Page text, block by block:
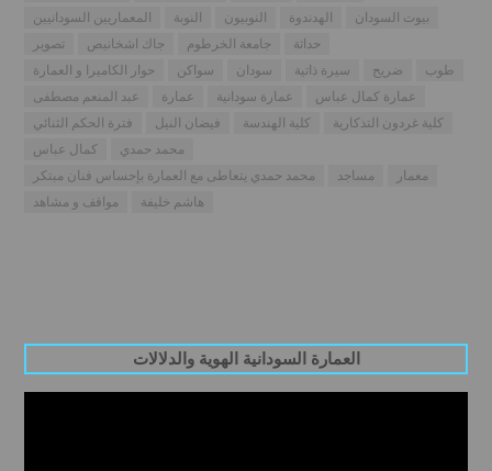
المعماريين السودانيين
النوبة النوبيون الهدندوة
بيوت السودان
تصوير
جاك اشخانيص جامعة الخرطوم
حداثة
حوار الكاميرا و العمارة
سواكن سودان سيرة ذاتية ضريح
طوب
عبد المنعم مصطفى
عمارة عمارة سودانية
عمارة كمال عباس
فترة الحكم الثنائي
فيضان النيل كلية الهندسة
كلية غردون التذكارية
كمال عباس
محمد حمدي
محمد حمدي يتعاطى مع العمارة بإحساس فنان مبتكر
مساجد
معمار
مواقف و مشاهد
هاشم خليفة
العمارة السودانية الهوية والدلالات